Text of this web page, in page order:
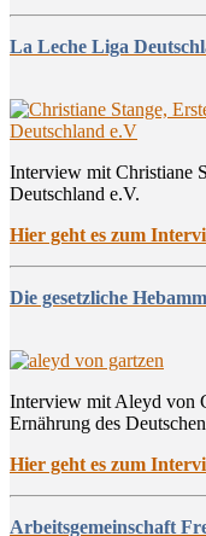
La Leche Liga
Interview mit Christiane
Deutschland e.V.
Hier geht es zum
Die gesetzliche
Interview mit Aleyd von
Ernährung des
Hier geht es zum
Arbeitsgemeinschaft